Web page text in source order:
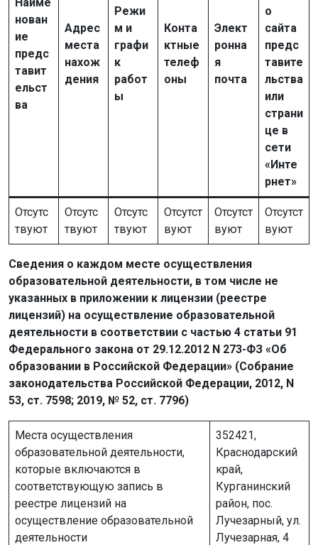
нован
ие
предс
тавит
ельст
ва
Адрес
места
нахож
дения
Режи
м и
графи
к
работ
ы
Конта
ктные
телеф
оны
Элект
ронна
я
почта
о
сайта
предс
тавите
льства
или
страни
це в
сети
«Инте
рнет»
Отсутс
твуют
Отсутс
твуют
Отсутс
твуют
Отсутст
вуют
Отсутст
вуют
Отсутст
вуют
Сведения о каждом месте осуществления
образовательной деятельности, в том числе не
указанных в приложении к лицензии (реестре
лицензий) на осуществление образовательной
деятельности в соответствии с частью 4 статьи 91
Федерального закона от 29.12.2012 N 273-ФЗ «Об
образовании в Российской Федерации» (Собрание
законодательства Российской Федерации, 2012, N
53, ст. 7598; 2019, № 52, ст. 7796)
Места осуществления
образовательной деятельности,
которые включаются в
соответствующую запись в
реестре лицензий на
осуществление образовательной
деятельности
352421,
Краснодарский
край,
Курганинский
район, пос.
Лучезарный, ул.
Лучезарная, 4